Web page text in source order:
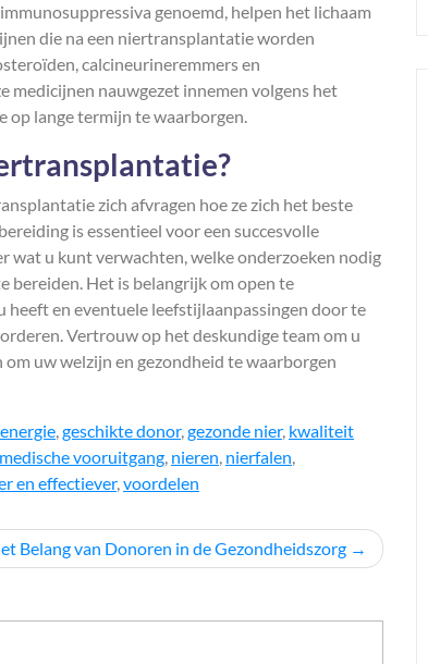
genoemd, helpen het lichaam
die na een niertransplantatie worden
calcineurineremmers en
medicijnen nauwgezet innemen volgens het
op lange termijn te waarborgen.
zich afvragen hoe ze zich het beste
is essentieel voor een succesvolle
wat u kunt verwachten, welke onderzoeken nodig
bereiden. Het is belangrijk om open te
heeft en eventuele leefstijlaanpassingen door te
Vertrouw op het deskundige team om u
uw welzijn en gezondheid te waarborgen
energie,geschikte donor,gezonde nier, kwaliteit
medische vooruitgang, nieren, nierfalen,
en effectiever,voordelen
Belang van Donoren in de Gezondheidszorg